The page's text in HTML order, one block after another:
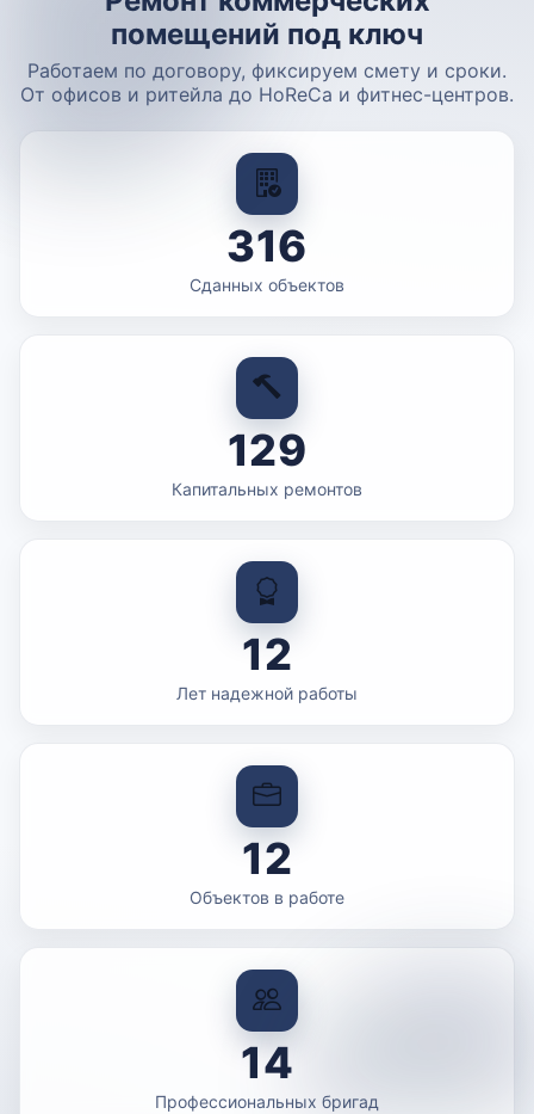
помещений под ключ
Работаем по договору, фиксируем смету и сроки.
От офисов и ритейла до HoReCa и фитнес-центров.
316
Сданных объектов
129
Капитальных ремонтов
12
Лет надежной работы
12
Объектов в работе
14
Профессиональных бригад